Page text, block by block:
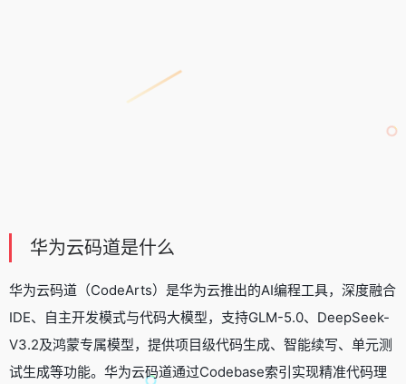
华为云码道是什么
华为云码道（CodeArts）是华为云推出的AI编程工具，深度融合
IDE、自主开发模式与代码大模型，支持GLM-5.0、 DeepSeek-
V3.2及鸿蒙专属模型，提供项目级代码生成、智能续写、单元测
试生成等功能。华为云码道通过Codebase索引实现精准代码理